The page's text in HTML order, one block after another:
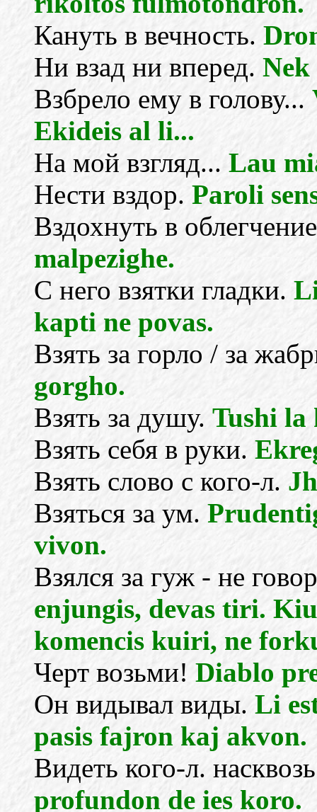
Кануть в вечность.
Ни взад ни вперед. Nek
Взбрело ему в голову...
Ekideis al li...
На мой взгляд... Lau
Нести вздор. Paroli
Вздохнуть в
malpezighe.
С него взятки гладки.
kapti ne povas.
Взять за горло / за
gorgho.
Взять за душу. Tushi la
Взять себя в руки.
Взять слово с кого-л.
Взяться за ум.
vivon.
Взялся за гуж - не
enjungis, devas tiri. Kiu
komencis kuiri, ne
Черт возьми! Diablo
Он видывал виды. Li
pasis fajron kaj akvon.
Видеть кого-л.
profundon de ies koro.